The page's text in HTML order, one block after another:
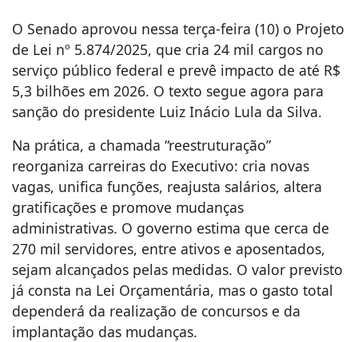
O Senado aprovou nessa terça-feira (10) o Projeto
de Lei nº 5.874/2025, que cria 24 mil cargos no
serviço público federal e prevê impacto de até R$
5,3 bilhões em 2026. O texto segue agora para
sanção do presidente Luiz Inácio Lula da Silva.
Na prática, a chamada “reestruturação”
reorganiza carreiras do Executivo: cria novas
vagas, unifica funções, reajusta salários, altera
gratificações e promove mudanças
administrativas. O governo estima que cerca de
270 mil servidores, entre ativos e aposentados,
sejam alcançados pelas medidas. O valor previsto
já consta na Lei Orçamentária, mas o gasto total
dependerá da realização de concursos e da
implantação das mudanças.